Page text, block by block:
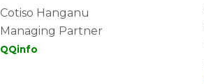
Cotiso Hanganu
Managing Partner
QQinfo